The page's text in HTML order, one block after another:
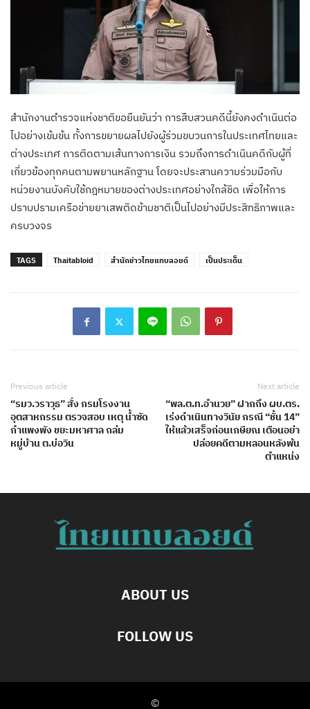
สำนักงานตำรวจแห่งชาติขอยืนยันว่า การสืบสวนคดีนี้ยังคงดำเนินต่อ
ไปอย่างเข้มข้น ทั้งการขยายผลไปยังผู้ร่วมขบวนการในประเทศไทยและ
ต่างประเทศ การติดตามเส้นทางการเงิน รวมถึงการดำเนินคดีกับผู้ที่
เกี่ยวข้องทุกคนตามพยานหลักฐาน โดยจะประสานความร่วมมือกับ
หน่วยงานบังคับใช้กฎหมายของต่างประเทศอย่างใกล้ชิด เพื่อให้การ
ปราบปรามเครือข่ายยาเสพติดข้ามชาติเป็นไปอย่างมีประสิทธิภาพและ
ครบวงจร
TAGS Thaitabloid สำนักข่าวไทยแทบลอยด์ เป็นประเด็น
Previous article
“รมว.วราวุธ” สั่ง กรมโรงงาน
อุตสาหกรรม ตรวจสอบ เหตุ น้ำซัด
กำแพงพัง ขยะมหาศาล ถล่ม
หมู่บ้าน ต.บ่อวิน
Next article
“พล.ต.ท.อำนวย” ฝากถึง ผบ.ตร.
เร่งดำเนินทางวินัย กรณี “ชั้น 14”
ให้แล้วเสร็จก่อนเกษียณ เตือนอย่า
ปล่อยคดีตามหลอนหลังพ้น
ตำแหน่ง
ABOUT US
FOLLOW US
©